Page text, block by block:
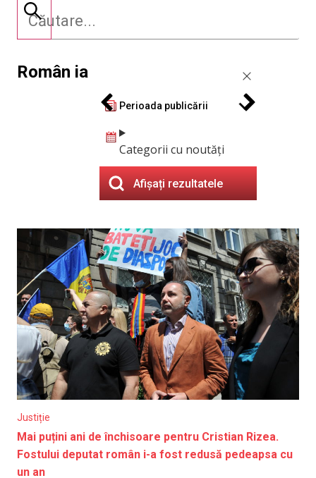
Român ia
Perioada publicării
Categorii cu noutăți
Afișați rezultatele
Justiție
Mai puțini ani de închisoare pentru Cristian Rizea.
Fostului deputat român i-a fost redusă pedeapsa cu
un an